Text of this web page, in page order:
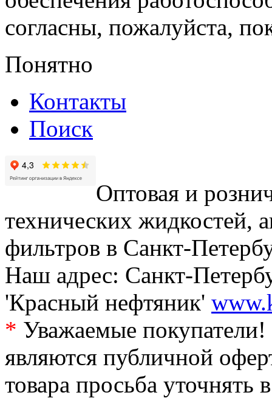
согласны, пожалуйста,
Понятно
Контакты
Поиск
Оптовая и
технических жидкостей,
фильтров в Санкт-
Наш адрес: Санкт-
'Красный нефтяник'
* Уважаемые
являются публичной
товара просьба уточнять